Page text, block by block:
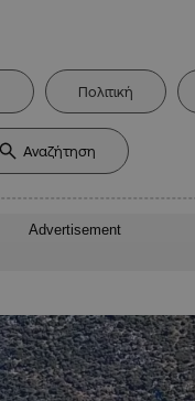
Πολιτική
Advertisement